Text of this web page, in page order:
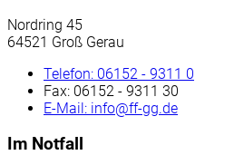
Nordring 45
64521 Groß Gerau
Telefon: 06152 - 9311 0
Fax: 06152 - 9311 30
E-Mail: info@ff-gg.de
Im Notfall